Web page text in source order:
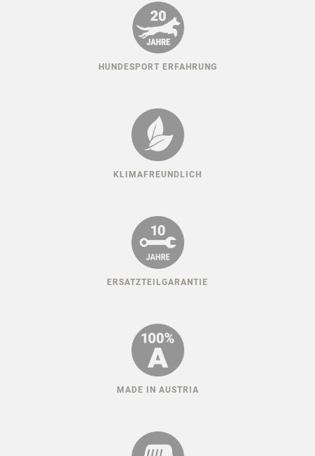
HUNDESPORT ERFAHRUNG
KLIMAFREUNDLICH
ERSATZTEILGARANTIE
MADE IN AUSTRIA